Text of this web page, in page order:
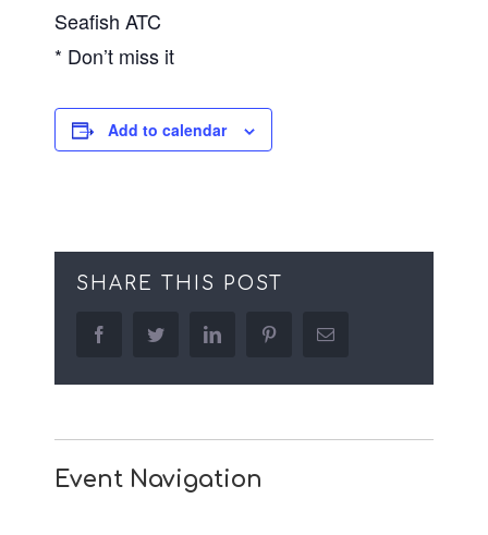
Seafish ATC
* Don’t miss it
Add to calendar
SHARE THIS POST
facebooktwitter linkedin pinterestEmail
Event Navigation